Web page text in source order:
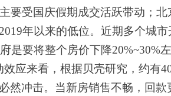
要受国庆假期成交活跃带动；
年以来的低位。近期多个城
是要将整个房价下降20%~30%
应来看，根据贝壳研究，约有
然冲击。当新房销售不畅，回